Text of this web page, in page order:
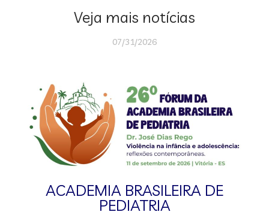
Veja mais notícias
07/31/2026
ACADEMIA BRASILEIRA DE
PEDIATRIA